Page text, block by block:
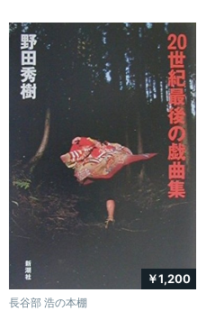
￥1,200
長谷部 浩の本棚